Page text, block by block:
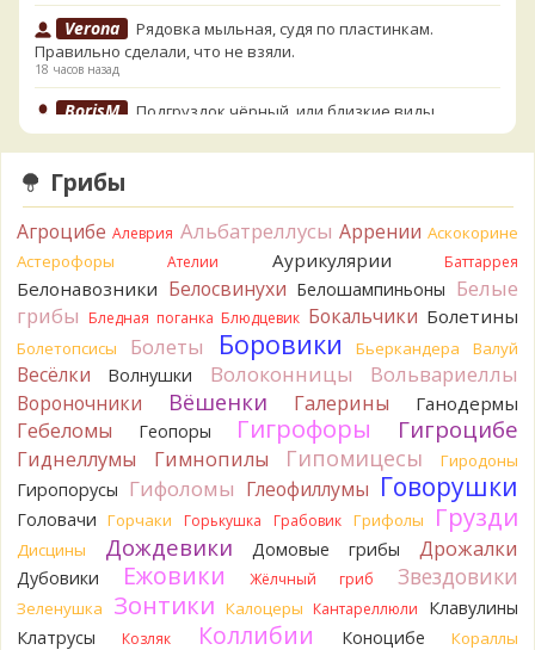
Verona
Рядовка мыльная, судя по пластинкам.
Правильно сделали, что не взяли.
18 часов назад
BorisM Подгруздок чёрный, или близкие виды
BorisM
19 часов назад
Кирилл
Вони не было, но вода и гриб при варке
начали желтеть. Выкинул. Большое спасибо.
20 часов назад
Кирилл Спасибо.
20 часов назад
Tatiana_A
Да. Но они не все безоговорочно
съедобны.
21 час назад
Tatiana_A
В следующий раз вырвите его целиком и
разрежьте ножку вертикально. Именно вертикально.
Пожелтение у самого основания - значит, Ш. Желтокожий,
ядовит. Иногда полезно гриб сварить, Желтокожий и еще
несколько ядовитых начинают жутко вонять химией, и
вода желтеет.
21 час назад
Спасибо, а можно быть хотя бы уверенным,
Грибы
Агроцибе Алеврия Альбатреллусы Аррении Аскокорине
Астерофоры
Ателии Аурикулярии Баттаррея
Белонавозники Белосвинухи Белошампиньоны Белые
грибы Бледная поганка Блюдцевик Бокальчики Болетины
Болетопсисы Болеты Боровики Бьеркандера Валуй
Весёлки Волнушки Волоконницы Вольвариеллы
Вороночники Вёшенки Галерины Ганодермы
Гебеломы Геопоры Гигрофоры Гигроцибе
Гиднеллумы Гимнопилы Гипомицесы Гиродоны
Гиропорусы Гифоломы Глеофиллумы Говорушки
Головачи Горчаки Горькушка Грабовик Грифолы Грузди
Дисцины Дождевики Домовые грибы Дрожалки
Дубовики Ежовики Жёлчный гриб Звездовики
Зеленушка Зонтики Калоцеры Кантареллюли
Клавулины
Клатрусы
Козляк Коллибии Коноцибе Кораллы